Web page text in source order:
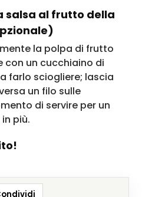
salsa al frutto della
la polpa di frutto
con un cucchiaino di
farlo sciogliere; lascia
un filo sulle
di servire per un
più.